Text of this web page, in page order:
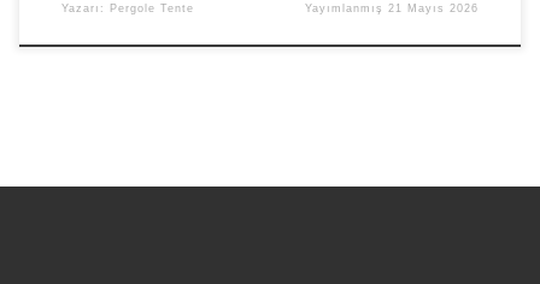
Yazarı: Pergole Tente Yayımlanmış 21 Mayıs 2026